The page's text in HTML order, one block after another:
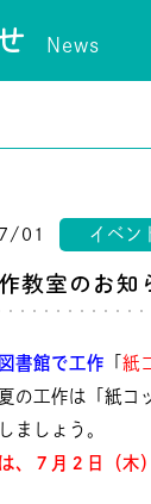
News
01 イベン
教室のお知
書館で工作 紙
の工作は「紙コ
ましょう。
、７月２日（木